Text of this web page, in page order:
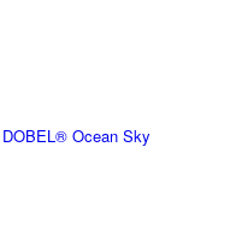
DOBEL® Ocean Sky